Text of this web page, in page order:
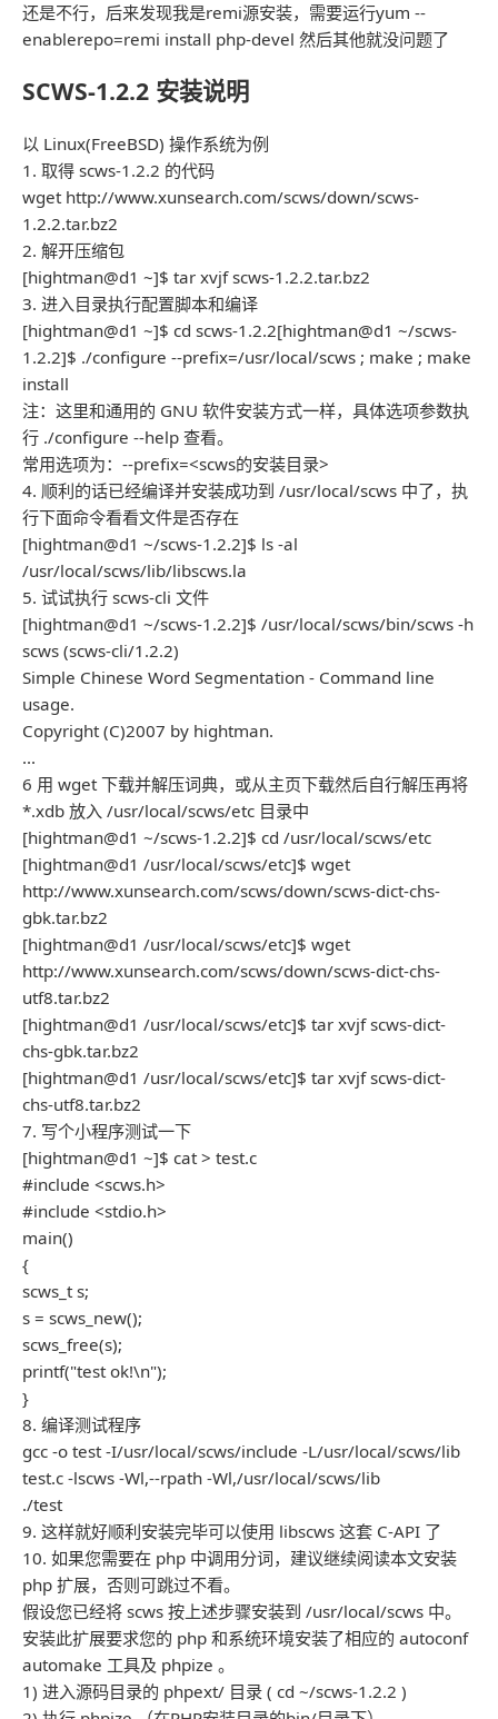
还是不行，后来发现我是remi源安装，需要运行yum --
enablerepo=remi install php-devel 然后其他就没问题了
SCWS-1.2.2 安装说明
以 Linux(FreeBSD) 操作系统为例
1. 取得 scws-1.2.2 的代码
wget http://www.xunsearch.com/scws/down/scws-
1.2.2.tar.bz2
2. 解开压缩包
[hightman@d1 ~]$ tar xvjf scws-1.2.2.tar.bz2
3. 进入目录执行配置脚本和编译
[hightman@d1 ~]$ cd scws-1.2.2[hightman@d1 ~/scws-
1.2.2]$ ./configure --prefix=/usr/local/scws ; make ; make
install
注：这里和通用的 GNU 软件安装方式一样，具体选项参数执
行 ./configure --help 查看。
常用选项为：--prefix=<scws的安装目录>
4. 顺利的话已经编译并安装成功到 /usr/local/scws 中了，执
行下面命令看看文件是否存在
[hightman@d1 ~/scws-1.2.2]$ ls -al
/usr/local/scws/lib/libscws.la
5. 试试执行 scws-cli 文件
[hightman@d1 ~/scws-1.2.2]$ /usr/local/scws/bin/scws -h
scws (scws-cli/1.2.2)
Simple Chinese Word Segmentation - Command line
usage.
Copyright (C)2007 by hightman.
...
6 用 wget 下载并解压词典，或从主页下载然后自行解压再将
*.xdb 放入 /usr/local/scws/etc 目录中
[hightman@d1 ~/scws-1.2.2]$ cd /usr/local/scws/etc
[hightman@d1 /usr/local/scws/etc]$ wget
http://www.xunsearch.com/scws/down/scws-dict-chs-
gbk.tar.bz2
[hightman@d1 /usr/local/scws/etc]$ wget
http://www.xunsearch.com/scws/down/scws-dict-chs-
utf8.tar.bz2
[hightman@d1 /usr/local/scws/etc]$ tar xvjf scws-dict-
chs-gbk.tar.bz2
[hightman@d1 /usr/local/scws/etc]$ tar xvjf scws-dict-
chs-utf8.tar.bz2
7. 写个小程序测试一下
[hightman@d1 ~]$ cat > test.c
#include <scws.h>
#include <stdio.h>
main()
{
scws_t s;
s = scws_new();
scws_free(s);
printf("test ok!\n");
}
8. 编译测试程序
gcc -o test -I/usr/local/scws/include -L/usr/local/scws/lib
test.c -lscws -Wl,--rpath -Wl,/usr/local/scws/lib
./test
9. 这样就好顺利安装完毕可以使用 libscws 这套 C-API 了
10. 如果您需要在 php 中调用分词，建议继续阅读本文安装
php 扩展，否则可跳过不看。
假设您已经将 scws 按上述步骤安装到 /usr/local/scws 中。
安装此扩展要求您的 php 和系统环境安装了相应的 autoconf
automake 工具及 phpize 。
1) 进入源码目录的 phpext/ 目录 ( cd ~/scws-1.2.2 )